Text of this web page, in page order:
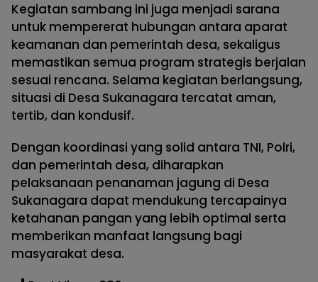
Kegiatan sambang ini juga menjadi sarana
untuk mempererat hubungan antara aparat
keamanan dan pemerintah desa, sekaligus
memastikan semua program strategis berjalan
sesuai rencana. Selama kegiatan berlangsung,
situasi di Desa Sukanagara tercatat aman,
tertib, dan kondusif.
Dengan koordinasi yang solid antara TNI, Polri,
dan pemerintah desa, diharapkan
pelaksanaan penanaman jagung di Desa
Sukanagara dapat mendukung tercapainya
ketahanan pangan yang lebih optimal serta
memberikan manfaat langsung bagi
masyarakat desa.